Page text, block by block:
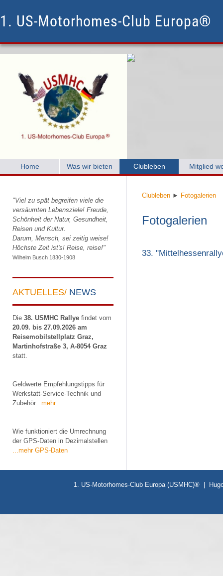
1. US-Motorhomes-Club Europa®
Home Was wir bieten Clubleben Mitglied
"Viel zu spät begreifen viele die
versäumten Lebensziele! Freude,
Schönheit der Natur, Gesundheit,
Reisen und Kultur.
Darum, Mensch, sei zeitig weise!
Höchste Zeit ist's! Reise, reise!"
Wilhelm Busch 1830-1908
AKTUELLES/ NEWS
Die 38. USMHC Rallye findet vom
20.09. bis 27.09.2026 am
Reisemobilstellplatz Graz,
Martinhofstraße 3, A-8054 Graz
statt.
Geldwerte Empfehlungstipps für
Werkstatt-Service-Technik und
Zubehör...mehr
Wie funktioniert die Umrechnung
der GPS-Daten in Dezimalstellen
...mehr GPS-Daten
Clubleben ► Fotogalerien
Fotogalerien
33.
1. US-Motorhomes-Club Europa (USMHC)® |